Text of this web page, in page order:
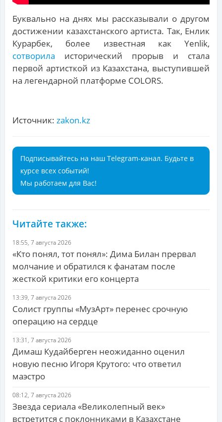
Буквально на днях мы рассказывали о другом
достижении казахстанского артиста. Так, Енлик
Курарбек, более известная как Yenlik,
сотворила исторический прорыв и стала
первой артисткой из Казахстана, выступившей
на легендарной платформе COLORS.
Источник: zakon.kz
Подписывайтесь на наш Telegram-канал. Будьте в
курсе всех событий!
Мы работаем для Вас!
Читайте также:
18:55, 7 августа 2026
«Кто понял, тот понял»: Дима Билан прервал
молчание и обратился к фанатам после
жесткой критики его концерта
13:39, 7 августа 2026
Солист группы «МузАрт» перенес срочную
операцию на сердце
13:31, 7 августа 2026
Димаш Кудайберген неожиданно оценил
новую песню Игоря Крутого: что ответил
маэстро
08:12, 7 августа 2026
Звезда сериала «Великолепный век»
встретится с поклонниками в Казахстане